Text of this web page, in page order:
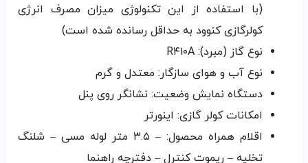
(با استفاده از این تکنولوژی میزان مصرف انرژی
کولرگازی کنوود به حداقل رسانده شده است)
نوع گاز (مبرد): R۴۱۰A
نوع آب و هوای سازگار: معتدل و گرم
دستگاه نمایش وضعیت: نشانگر روی پنل
امکانات کولر گازی: اینورتر
اقلام همراه محصول: – ۳.۵ متر لوله مسی – شلنگ
تخلیه – ریموت کنترل – دفترچه راهنما